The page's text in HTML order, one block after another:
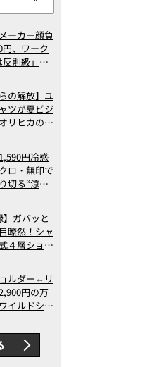
ーカー顔負
、ワーク
則級」凄
版）
の解放】ユ
ツが夏ビジ
リヒカの透
円冷感
ロ・無印で
切る“涼感
】ガバッと
瞭然！シャ
４層ショル
ルダー⇔リ
円の万
イルドシン
グの人気
スト3】